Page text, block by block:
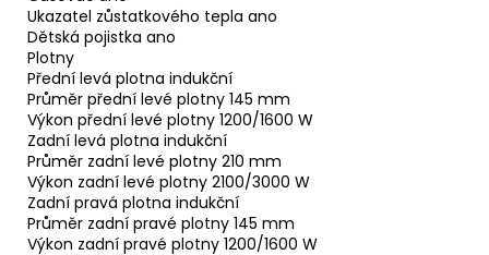
Ukazatel zůstatkového tepla ano
Dětská pojistka ano
Plotny
Přední levá plotna indukční
Průměr přední levé plotny 145 mm
Výkon přední levé plotny 1200/1600 W
Zadní levá plotna indukční
Průměr zadní levé plotny 210 mm
Výkon zadní levé plotny 2100/3000 W
Zadní pravá plotna indukční
Průměr zadní pravé plotny 145 mm
Výkon zadní pravé plotny 1200/1600 W